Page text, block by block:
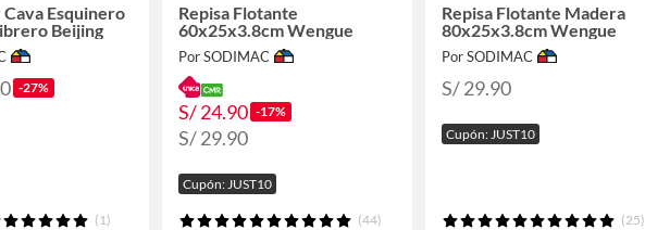
Esquinero
Beijing
-27%
(1)
Repisa Flotante
60x25x3.8cm Wengue
Por SODIMAC
S/ 24.90 -17%
S/ 29.90
Cupón: JUST10
(44)
Repisa Flotante Madera
80x25x3.8cm Wengue
Por SODIMAC
S/ 29.90
Cupón: JUST10
(25)